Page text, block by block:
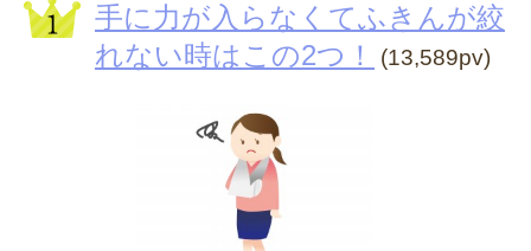
手に力が入らなくてふきんが絞
れない時はこの2つ！
(13,589pv)